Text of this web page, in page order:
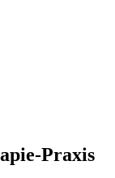
Praxis